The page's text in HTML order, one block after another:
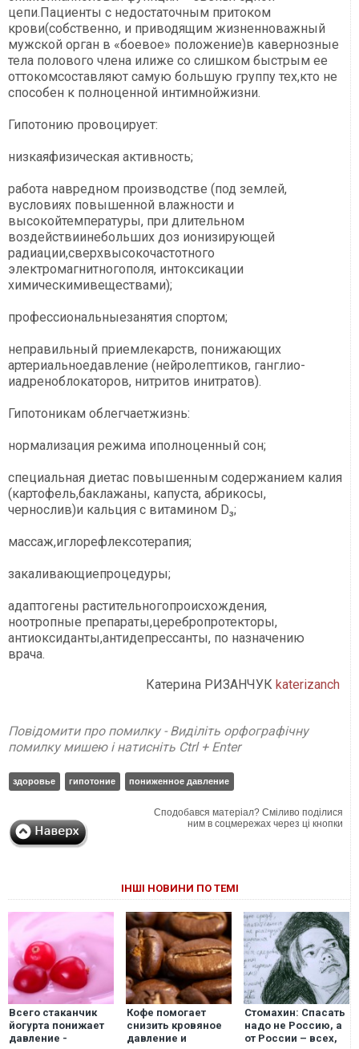
цепи.Пациенты с недостаточным притоком
крови(собственно, и приводящим жизненноважный
мужской орган в «боевое» положение)в кавернозные
тела полового члена илиже со слишком быстрым ее
оттокомсоставляют самую большую группу тех,кто не
способен к полноценной интимнойжизни.
Гипотонию провоцирует:
низкаяфизическая активность;
работа навредном производстве (под землей,
вусловиях повышенной влажности и
высокойтемпературы, при длительном
воздействиинебольших доз ионизирующей
радиации,сверхвысокочастотного
электромагнитногополя, интоксикации
химическимивеществами);
профессиональныезанятия спортом;
неправильный приемлекарств, понижающих
артериальноедавление (нейролептиков, ганглио-
иадреноблокаторов, нитритов инитратов).
Гипотоникам облегчаетжизнь:
нормализация режима иполноценный сон;
cпециальная диетас повышенным содержанием калия
(картофель,баклажаны, капуста, абрикосы,
чернослив)и кальция с витамином D₃;
массаж,иглорефлексотерапия;
закаливающиепроцедуры;
адаптогены растительногопроисхождения,
ноотропные препараты,церебропротекторы,
антиоксиданты,антидепрессанты, по назначению
врача.
Катерина РИЗАНЧУК katerizanch
Повідомити про помилку - Виділіть орфографічну
помилку мишею і натисніть Ctrl + Enter
здоровье гипотоние пониженное давление
Сподобався матеріал? Сміливо поділися
ним в соцмережах через ці кнопки
ІНШІ НОВИНИ ПО ТЕМІ
Всего стаканчик
йогурта понижает
давление -
Кофе помогает
снизить кровяное
давление и
Стомахин: Спасать
надо не Россию, а
от России – всех,